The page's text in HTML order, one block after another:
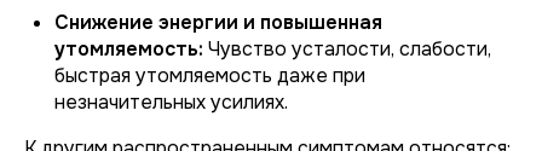
Снижение энергии и повышенная
утомляемость: Чувство усталости, слабости,
быстрая утомляемость даже при
незначительных усилиях.